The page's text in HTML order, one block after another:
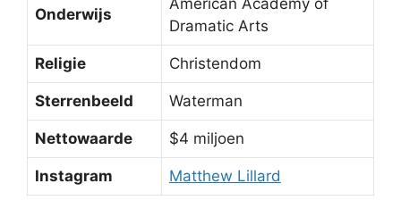
Onderwijs
American Academy of
Dramatic Arts
Religie Christendom
Sterrenbeeld Waterman
Nettowaarde $4 miljoen
Instagram Matthew Lillard